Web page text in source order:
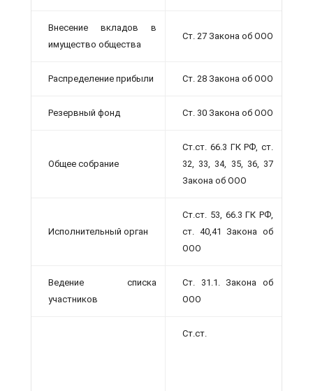
Внесение вкладов в
имущество общества
Ст. 27 Закона об ООО
Распределение прибыли Ст. 28 Закона об ООО
Резервный фонд Ст. 30 Закона об ООО
Общее собрание
Ст.ст. 66.3 ГК РФ, ст.
32, 33, 34, 35, 36, 37
Закона об ООО
Исполнительный орган
Ст.ст. 53, 66.3 ГК РФ,
ст. 40,41 Закона об
ООО
Ведение списка
участников
Ст. 31.1. Закона об
ООО
Ст.ст.